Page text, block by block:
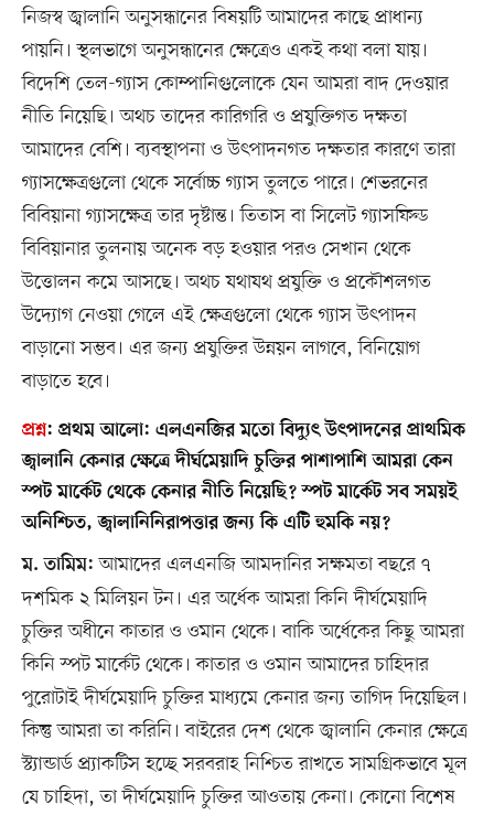
নিজস্ব জ্বালানি অনুসন্ধানের বিষয়টি আমাদের কাছে প্রাধান্য
পায়নি। স্থলভাগে অনুসন্ধানের ক্ষেত্রেও একই কথা বলা যায়।
বিদেশি তেল-গ্যাস কোম্পানিগুলোকে যেন আমরা বাদ দেওয়ার
নীতি নিয়েছি। অথচ তাদের কারিগরি ও প্রযুক্তিগত দক্ষতা
আমাদের বেশি। ব্যবস্থাপনা ও উৎপাদনগত দক্ষতার কারণে তারা
গ্যাসক্ষেত্রগুলো থেকে সর্বোচ্চ গ্যাস তুলতে পারে। শেভরনের
বিবিয়ানা গ্যাসক্ষেত্র তার দৃষ্টান্ত। তিতাস বা সিলেট গ্যাসফিল্ড
বিবিয়ানার তুলনায় অনেক বড় হওয়ার পরও সেখান থেকে
উত্তোলন কমে আসছে। অথচ যথাযথ প্রযুক্তি ও প্রকৌশলগত
উদ্যোগ নেওয়া গেলে এই ক্ষেত্রগুলো থেকে গ্যাস উৎপাদন
বাড়ানো সম্ভব। এর জন্য প্রযুক্তির উন্নয়ন লাগবে, বিনিয়োগ
বাড়াতে হবে।
প্রশ্ন: প্রথম আলো: এলএনজির মতো বিদ্যুৎ উৎপাদনের প্রাথমিক
জ্বালানি কেনার ক্ষেত্রে দীর্ঘমেয়াদি চুক্তির পাশাপাশি আমরা কেন
স্পট মার্কেট থেকে কেনার নীতি নিয়েছি? স্পট মার্কেট সব সময়ই
অনিশ্চিত, জ্বালানিনিরাপত্তার জন্য কি এটি হুমকি নয়?
ম. তামিম: আমাদের এলএনজি আমদানির সক্ষমতা বছরে ৭
দশমিক ২ মিলিয়ন টন। এর অর্ধেক আমরা কিনি দীর্ঘমেয়াদি
চুক্তির অধীনে কাতার ও ওমান থেকে। বাকি অর্ধেকের কিছু আমরা
কিনি স্পট মার্কেট থেকে। কাতার ও ওমান আমাদের চাহিদার
পুরোটাই দীর্ঘমেয়াদি চুক্তির মাধ্যমে কেনার জন্য তাগিদ দিয়েছিল।
কিন্তু আমরা তা করিনি। বাইরের দেশ থেকে জ্বালানি কেনার ক্ষেত্রে
স্ট্যান্ডার্ড প্র্যাকটিস হচ্ছে সরবরাহ নিশ্চিত রাখতে সামগ্রিকভাবে মূল
যে চাহিদা, তা দীর্ঘমেয়াদি চুক্তির আওতায় কেনা। কোনো বিশেষ